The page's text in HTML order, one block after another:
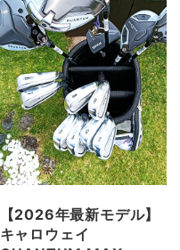
【2026年最新モデル】
キャロウェイ